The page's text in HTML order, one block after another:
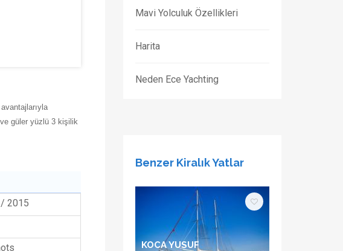
güler yüzlü 3 kişilik
2015
Mavi Yolculuk Özellikleri
Harita
Neden Ece Yachting
Benzer Kiralık Yatlar
KOCA YUSUF